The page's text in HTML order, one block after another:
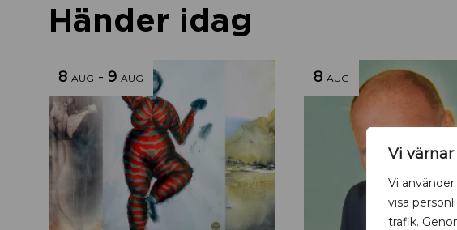
Vi
Vi
visa
trafik.
Händer idag
8 AUG - 9 AUG 8 AUG